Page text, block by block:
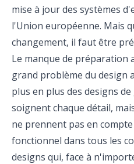
mise à jour des systèmes
l'Union européenne. Mais
changement, il faut être
Le manque de préparation
grand problème du design
plus en plus des designs
soignent chaque détail,
ne prennent pas en
fonctionnel dans tous les
designs qui, face à